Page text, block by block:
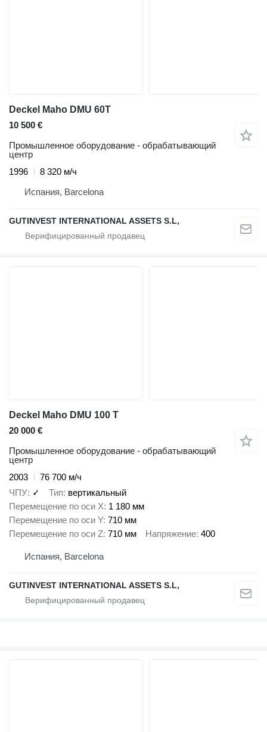
Deckel Maho DMU 60T
10 500 €
Промышленное оборудование - обрабатывающий
центр
1996
8 320 м/ч
Испания, Barcelona
GUTINVEST INTERNATIONAL ASSETS S.L,
Deckel Maho DMU 100 T
20 000 €
Промышленное оборудование - обрабатывающий
центр
2003
76 700 м/ч
ЧПУ ✓ Тип вертикальный
Перемещение по оси X 1 180 мм
Перемещение по оси Y 710 мм
Перемещение по оси Z 710 мм Напряжение 400
Испания, Barcelona
GUTINVEST INTERNATIONAL ASSETS S.L,